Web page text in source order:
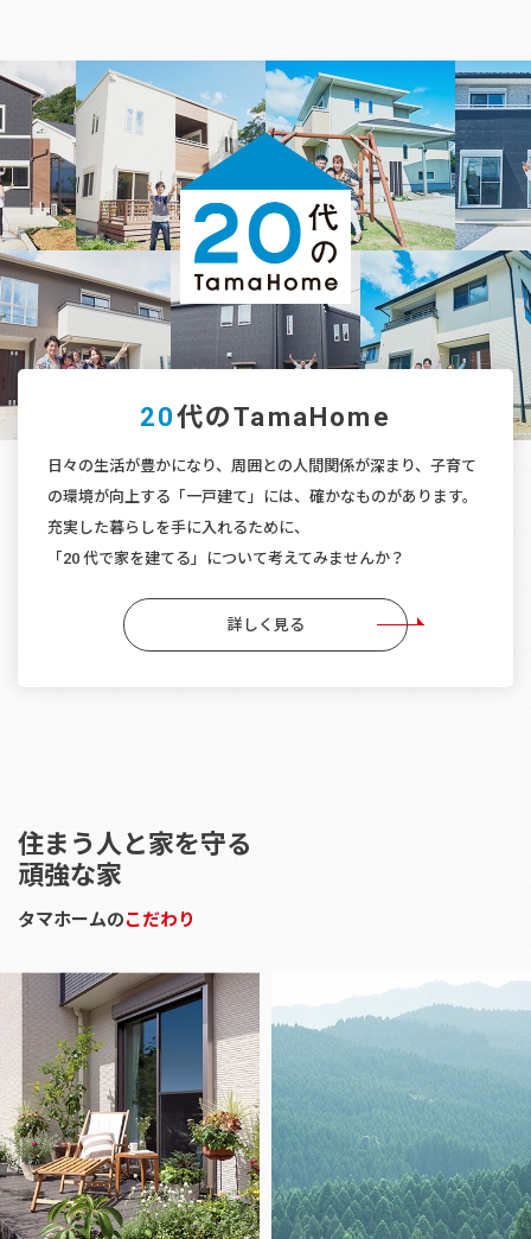
20代のTamaHome
日々の生活が豊かになり、周囲との人間関係が深まり、 子育て
の環境が向上する「一戸建て」には、確かなものがあります。
充実した暮らしを手に入れるために、
「20 代で家を建てる」について考えてみませんか？
詳しく見る
住まう人と家を守る
頑強な家
タマホームのこだわり